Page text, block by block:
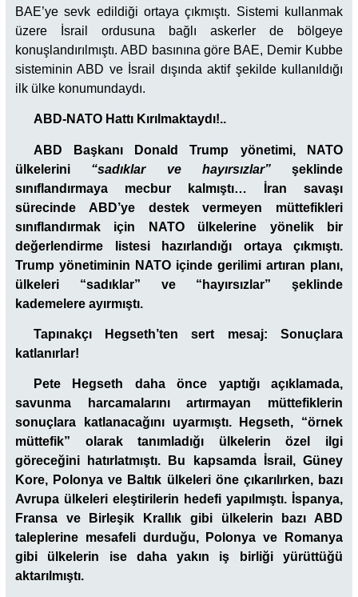
BAE’ye sevk edildiği ortaya çıkmıştı. Sistemi kullanmak
üzere İsrail ordusuna bağlı askerler de bölgeye
konuşlandırılmıştı. ABD basınına göre BAE, Demir Kubbe
sisteminin ABD ve İsrail dışında aktif şekilde kullanıldığı
ilk ülke konumundaydı.
ABD-NATO Hattı Kırılmaktaydı!..
ABD Başkanı Donald Trump yönetimi, NATO
ülkelerini “sadıklar ve hayırsızlar”şeklinde
sınıflandırmaya mecbur kalmıştı… İran savaşı
sürecinde ABD’ye destek vermeyen müttefikleri
sınıflandırmak için NATO ülkelerine yönelik bir
değerlendirme listesi hazırlandığı ortaya çıkmıştı.
Trump yönetiminin NATO içinde gerilimi artıran planı,
ülkeleri “sadıklar” ve “hayırsızlar” şeklinde
kademelere ayırmıştı.
Tapınakçı Hegseth’ten sert mesaj: Sonuçlara
katlanırlar!
Pete Hegseth daha önce yaptığı açıklamada,
savunma harcamalarını artırmayan müttefiklerin
sonuçlara katlanacağını uyarmıştı. Hegseth, “örnek
müttefik” olarak tanımladığı ülkelerin özel ilgi
göreceğini hatırlatmıştı. Bu kapsamda İsrail, Güney
Kore, Polonya ve Baltık ülkeleri öne çıkarılırken, bazı
Avrupa ülkeleri eleştirilerin hedefi yapılmıştı. İspanya,
Fransa ve Birleşik Krallık gibi ülkelerin bazı ABD
taleplerine mesafeli durduğu, Polonya ve Romanya
gibi ülkelerin ise daha yakın iş birliği yürüttüğü
aktarılmıştı.